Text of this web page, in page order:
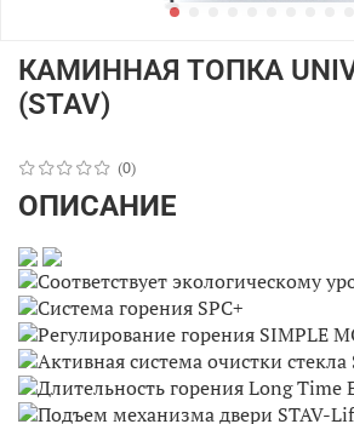
(0)
КАМИННАЯ ТОПКА
(STAV)
ОПИСАНИЕ